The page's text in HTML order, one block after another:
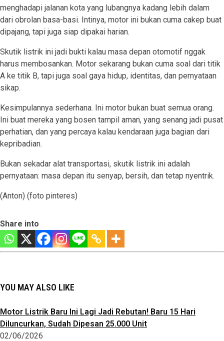
menghadapi jalanan kota yang lubangnya kadang lebih dalam
dari obrolan basa-basi. Intinya, motor ini bukan cuma cakep buat
dipajang, tapi juga siap dipakai harian.
Skutik listrik ini jadi bukti kalau masa depan otomotif nggak
harus membosankan. Motor sekarang bukan cuma soal dari titik
A ke titik B, tapi juga soal gaya hidup, identitas, dan pernyataan
sikap.
Kesimpulannya sederhana. Ini motor bukan buat semua orang.
Ini buat mereka yang bosen tampil aman, yang senang jadi pusat
perhatian, dan yang percaya kalau kendaraan juga bagian dari
kepribadian.
Bukan sekadar alat transportasi, skutik listrik ini adalah
pernyataan: masa depan itu senyap, bersih, dan tetap nyentrik.
(Anton) (foto pinteres)
Share into
YOU MAY ALSO LIKE
Motor Listrik Baru Ini Lagi Jadi Rebutan! Baru 15 Hari
Diluncurkan, Sudah Dipesan 25.000 Unit
02/06/2026